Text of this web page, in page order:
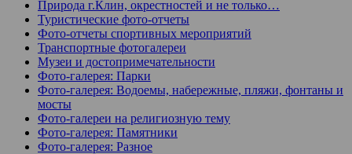
Природа г.Клин, окрестностей и не только…
Туристические фото-отчеты
Фото-отчеты спортивных мероприятий
Транспортные фотогалереи
Музеи и достопримечательности
Фото-галерея: Парки
Фото-галерея: Водоемы, набережные, пляжи, фонтаны и
мосты
Фото-галереи на религиозную тему
Фото-галерея: Памятники
Фото-галерея: Разное